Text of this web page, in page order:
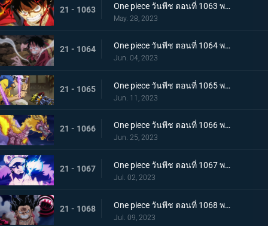
21 - 1063 One piece วันพีช ตอนที่ 1063 พากย์ไทย ลูฟี่กระฉับกระเฉง จุดหักเหของยุคสมัยใหม่
May. 28, 2023
21 - 1064 One piece วันพีช ตอนที่ 1064 พากย์ไทย มังกรเมาแปดทิศ มังกรไร้ระเบียบที่เข้าประชิดลูฟี่
Jun. 04, 2023
21 - 1065 One piece วันพีช ตอนที่ 1065 พากย์ไทย พันธมิตรล่มสลาย ความมุ่งมั่นของยุคสมัยใหม่จงลุกโชน
Jun. 11, 2023
21 - 1066 One piece วันพีช ตอนที่ 1066 พากย์ไทย ตัวเอกมาแล้ว สุดยอดท่าจากคลื่นและแม่เหล็ก
Jun. 25, 2023
21 - 1067 One piece วันพีช ตอนที่ 1067 พากย์ไทย สู่ยุคสมัยใหม่ บทสรุปความมุ่งมั่นของพวกเด็กเหลือขอ
Jul. 02, 2023
21 - 1068 One piece วันพีช ตอนที่ 1068 พากย์ไทย เจ้าหญิงจันทราดังก้อง ฉากสุดท้ายของแคว้นวาโนะ
Jul. 09, 2023